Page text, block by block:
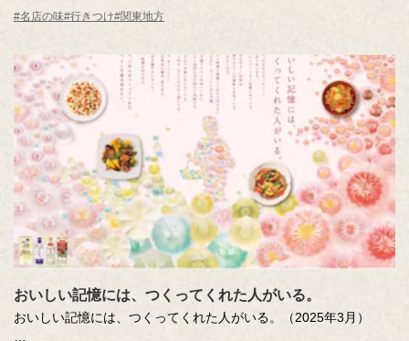
稿エッセーとして山本一力先生の「半カレー」を掲載。
#名店の味#行きつけ#関東地方
おいしい記憶には、つくってくれた人がいる。
おいしい記憶には、つくってくれた人がいる。（2025年3月）